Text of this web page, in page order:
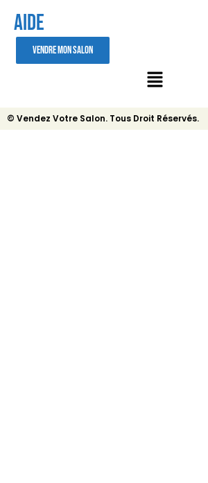
AIDE
VENDRE MON SALON
© Vendez Votre Salon. Tous Droit Réservés.